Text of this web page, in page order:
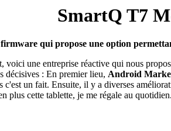
SmartQ T7
qui propose une option
voici une entreprise réactive qui nous
décisives : En premier lieu, Android
un fait. Ensuite, il y a diverses
plus cette tablette, je me régale au